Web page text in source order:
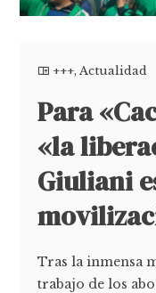
+++,Actualidad
Para
«la
Giuliani
Tras la inmensa
trabajo de los